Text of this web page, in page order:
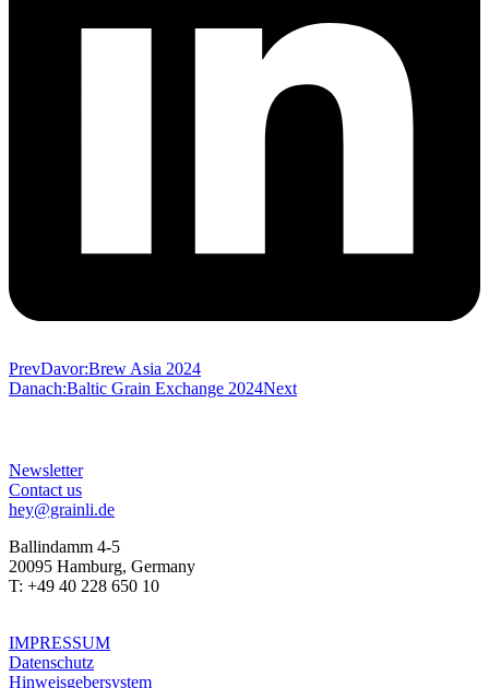
PrevDavor:Brew Asia 2024
Danach:Baltic Grain Exchange 2024Next
Newsletter
Contact us
hey@grainli.de
Ballindamm 4-5
20095 Hamburg, Germany
T: +49 40 228 650 10
IMPRESSUM
Datenschutz
Hinweis­geber­system